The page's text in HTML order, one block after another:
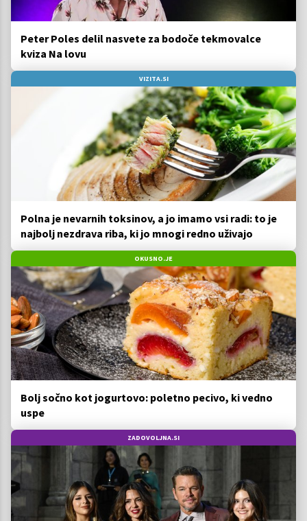
Peter Poles delil nasvete za bodoče tekmovalce
kviza Na lovu
VIZITA.SI
Polna je nevarnih toksinov, a jo imamo vsi radi: to je
najbolj nezdrava riba, ki jo mnogi redno uživajo
OKUSNO.JE
Bolj sočno kot jogurtovo: poletno pecivo, ki vedno
uspe
ZADOVOLJNA.SI